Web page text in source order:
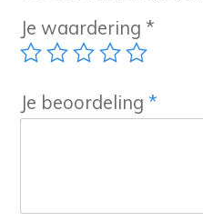
Je waardering *
Je beoordeling *